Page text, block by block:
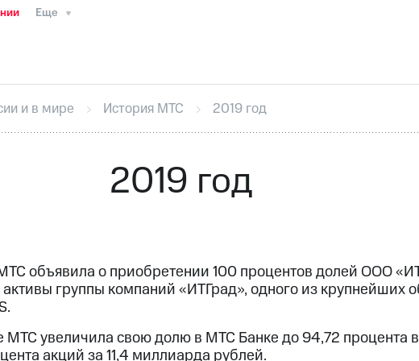
Еще
ИнтервьюФинансовая отчетностьКонтакты
секретарьРаскрытие информации
кабинет акционераАкционерный капиталКонтроль и
погашении именных облигацийДругое
и в мире История МТС 2019 год
2019 год
объявила о приобретении 100 процентов долей ООО
группы компаний «ИТГрад», одного из крупнейших
МТС увеличила свою долю в МТС Банке до 94,72 процента в
акций за 11,4 миллиарда рублей.